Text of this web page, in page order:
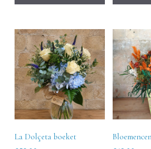
La Dolçeta boeket